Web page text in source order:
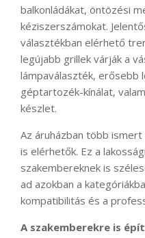
balkonládákat, öntözési
kéziszerszámokat.
választékban elérhető
legújabb grillek várják a
lámpaválaszték, erősebb
géptartozék-kínálat,
készlet.
Az áruházban több
is elérhetők. Ez a
szakembereknek is
ad azokban a
kompatibilitás és a
A szakemberekre is